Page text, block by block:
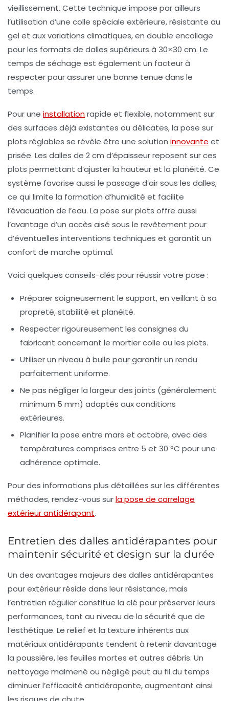
vieillissement. Cette technique impose par ailleurs
l’utilisation d’une colle spéciale extérieure, résistante au
gel et aux variations climatiques, en double encollage
pour les formats de dalles supérieurs à 30×30 cm. Le
temps de séchage est également un facteur à
respecter pour assurer une bonne tenue dans le
temps.
Pour une installationrapide et flexible, notamment sur
des surfaces déjà existantes ou délicates, la pose sur
plots réglables se révèle être une solution innovante et
prisée. Les dalles de 2 cm d’épaisseur reposent sur ces
plots permettant d’ajuster la hauteur et la planéité. Ce
système favorise aussi le passage d’air sous les dalles,
ce qui limite la formation d’humidité et facilite
l’évacuation de l’eau. La pose sur plots offre aussi
l’avantage d’un accès aisé sous le revêtement pour
d’éventuelles interventions techniques et garantit un
confort de marche optimal.
Voici quelques conseils-clés pour réussir votre pose :
Préparer soigneusement le support, en veillant à sa
propreté, stabilité et planéité.
Respecter rigoureusement les consignes du
fabricant concernant le mortier colle ou les plots.
Utiliser un niveau à bulle pour garantir un rendu
parfaitement uniforme.
Ne pas négliger la largeur des joints (généralement
minimum 5 mm) adaptés aux conditions
extérieures.
Planifier la pose entre mars et octobre, avec des
températures comprises entre 5 et 30 °C pour une
adhérence optimale.
Pour des informations plus détaillées sur les différentes
méthodes, rendez-vous surla pose de carrelage
extérieur antidérapant.
Entretien des dalles antidérapantes pour
maintenir sécurité et design sur la durée
Un des avantages majeurs des dalles antidérapantes
pour extérieur réside dans leur résistance, mais
l’entretien régulier constitue la clé pour préserver leurs
performances, tant au niveau de la sécurité que de
l’esthétique. Le relief et la texture inhérents aux
matériaux antidérapants tendent à retenir davantage
la poussière, les feuilles mortes et autres débris. Un
nettoyage malmené ou négligé peut au fil du temps
diminuer l’efficacité antidérapante, augmentant ainsi